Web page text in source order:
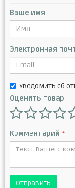
Ваше имя
Электронная
Уведомить об
Оценить товар
Комментарий *
Отправить